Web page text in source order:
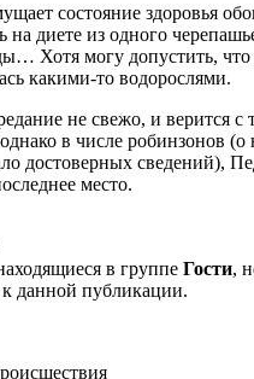
состояние здоровья
на диете из одного
Хотя могу допустить, что
какими-то водорослями.
не свежо, и верится с
в числе робинзонов (о
достоверных сведений),
место.
в группе Гости,
данной публикации.